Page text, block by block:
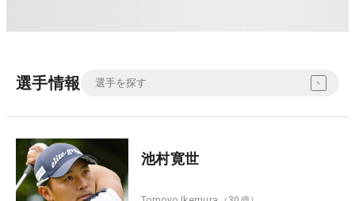
選手情報
池村寛世